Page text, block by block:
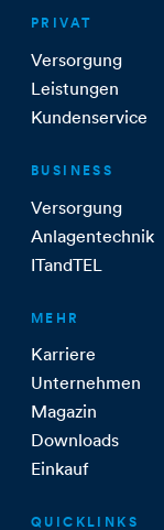
PRIVAT
Versorgung
Leistungen
Kundenservice
BUSINESS
Versorgung
Anlagentechnik
ITandTEL
MEHR
Karriere
Unternehmen
Magazin
Downloads
Einkauf
QUICKLINKS